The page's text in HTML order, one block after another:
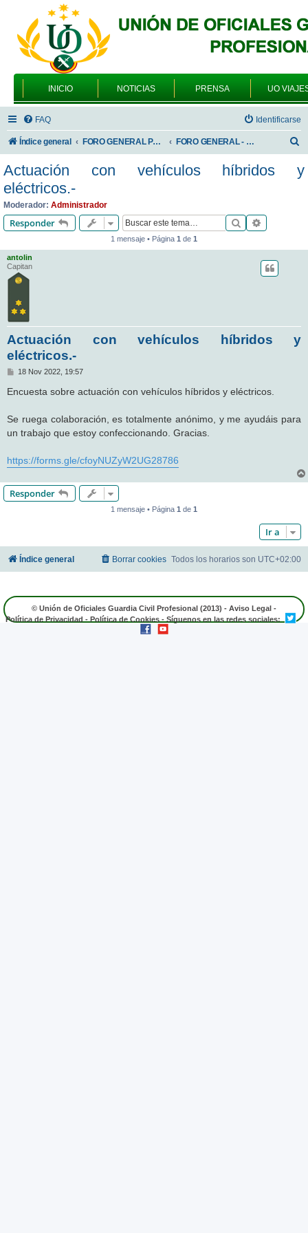
INICIO NOTICIAS PRENSA UO
FAQ Identificarse
Índice general FORO GENERAL PARA TODOS LOS USUARIOS FORO GENERAL - TEMAS GENERALES
s
Actuación con vehículos híbridos y
eléctricos.-
Moderador: Administrador
Responder Buscar
1 mensaje • Página 1 de 1
antolin
Capitan
Actuación con vehículos híbridos y
eléctricos.-
M
n
s
e
18 Nov 2022, 19:57
Encuesta sobre actuación con vehículos híbridos y eléctricos.
Se ruega colaboración, es totalmente anónimo, y me ayudáis para
un trabajo que estoy confeccionando. Gracias.
https://forms.gle/cfoyNUZyW2UG28786
Responder
1 mensaje • Página 1 de 1
Ir a
Índice general Todos los horarios son UTC+02:00
Borrar cookies
© Unión de Oficiales Guardia Civil Profesional (2013) - Aviso Legal -
Política de Privacidad - Política de Cookies - Síguenos en las redes sociales: